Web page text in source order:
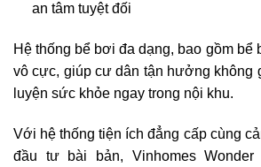
an tâm tuyệt đối
Hệ thống bể bơi đa dạng, bao gồm bể
vô cực, giúp cư dân tận hưởng không
luyện sức khỏe ngay trong nội khu.
Với hệ thống tiện ích đẳng cấp cùng
đầu tư bài bản, Vinhomes